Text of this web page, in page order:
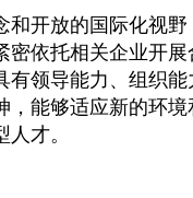
开放的国际化视野
依托相关企业开
领导能力、组织能
能够适应新的环
才。